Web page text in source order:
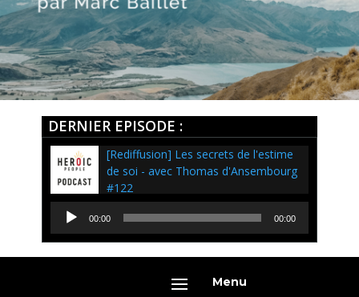
DERNIER EPISODE :
[Rediffusion] Les secrets de l'estime
de soi - avec Thomas d'Ansembourg
#122
Lecteur
audio
00:00 00:00
Menu